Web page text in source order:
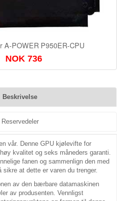
A-POWER P950ER-CPU
NOK 736
Beskrivelse
Reservedeler
vår. Denne GPU kjølevifte for
kvalitet og seks måneders garanti.
fanen og sammenlign den med
at dette er varen du trenger.
av den bærbare datamaskinen
av produsenten. Vennligst